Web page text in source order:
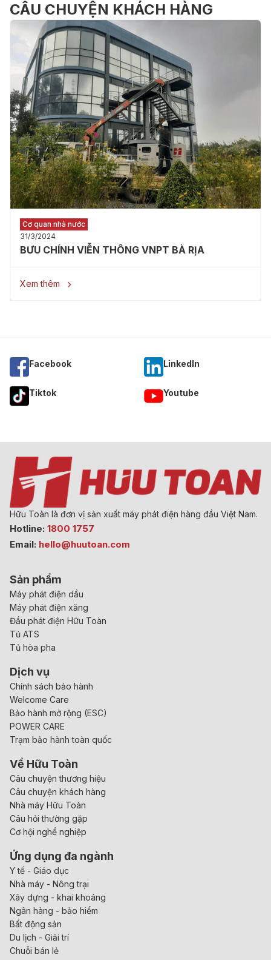
CÂU CHUYỆN KHÁCH HÀNG
Cơ quan nhà nước
31/3/2024
BƯU CHÍNH VIỄN THÔNG VNPT BÀ RỊA
Xem thêm 
Facebook Linkedln
Tiktok Youtube
Hữu Toàn là đơn vị sản xuất máy phát điện hàng đầu Việt Nam.
Hotline: 1800 1757
Email: hello@huutoan.com
Sản phẩm
Máy phát điện dầu
Máy phát điện xăng
Đầu phát điện Hữu Toàn
Tủ ATS
Tủ hòa pha
Dịch vụ
Chính sách bảo hành
Welcome Care
Bảo hành mở rộng (ESC)
POWER CARE
Trạm bảo hành toàn quốc
Về Hữu Toàn
Câu chuyện thương hiệu
Câu chuyện khách hàng
Nhà máy Hữu Toàn
Câu hỏi thường gặp
Cơ hội nghề nghiệp
Ứng dụng đa ngành
Y tế - Giáo dục
Nhà máy - Nông trại
Xây dựng - khai khoáng
Ngân hàng - bảo hiểm
Bất động sản
Du lịch - Giải trí
Chuỗi bán lẻ